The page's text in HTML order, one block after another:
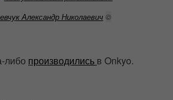
Александр Николаевич ©
либо производились в Onkyo.